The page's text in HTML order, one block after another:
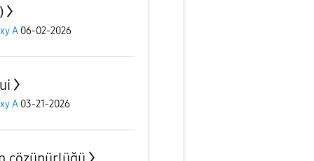
A 06-02-2026
A 03-21-2026